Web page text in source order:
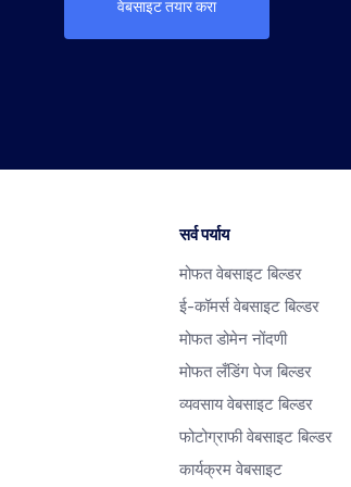
वेबसाइट तयार करा
सर्व पर्याय
मोफत वेबसाइट बिल्डर
ई-कॉमर्स वेबसाइट बिल्डर
मोफत डोमेन नोंदणी
मोफत लँडिंग पेज बिल्डर
व्यवसाय वेबसाइट बिल्डर
फोटोग्राफी वेबसाइट बिल्डर
कार्यक्रम वेबसाइट